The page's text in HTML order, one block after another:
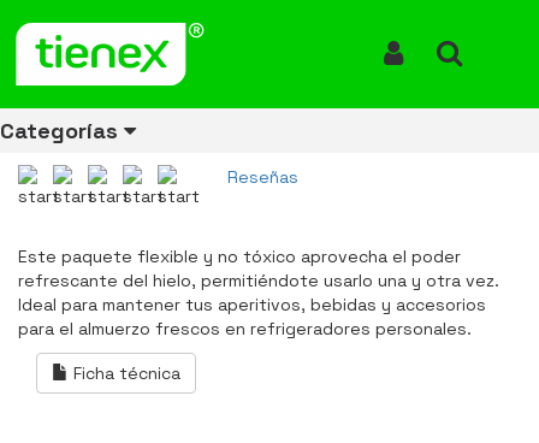
Categorías
Hielo Gel Ice Pack Igloo
REF: 25076
Reseñas
Este paquete flexible y no tóxico aprovecha el poder
refrescante del hielo, permitiéndote usarlo una y otra vez.
Ideal para mantener tus aperitivos, bebidas y accesorios
para el almuerzo frescos en refrigeradores personales.
Ficha técnica
los
productos
ENERGÍA
los
productos
CANECAS
DE
RECICLAJE
los
productos
RUBBERMAID
los
productos
EQUIPOS
DE
LIMPIEZA
los
productos
MANEJO
DE
MATERIALES
los
productos
AIRE
LIBRE
los
productos
ACCESORIOS
PARA
BAÑOS